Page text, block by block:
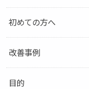
初めての方へ
改善事例
目的